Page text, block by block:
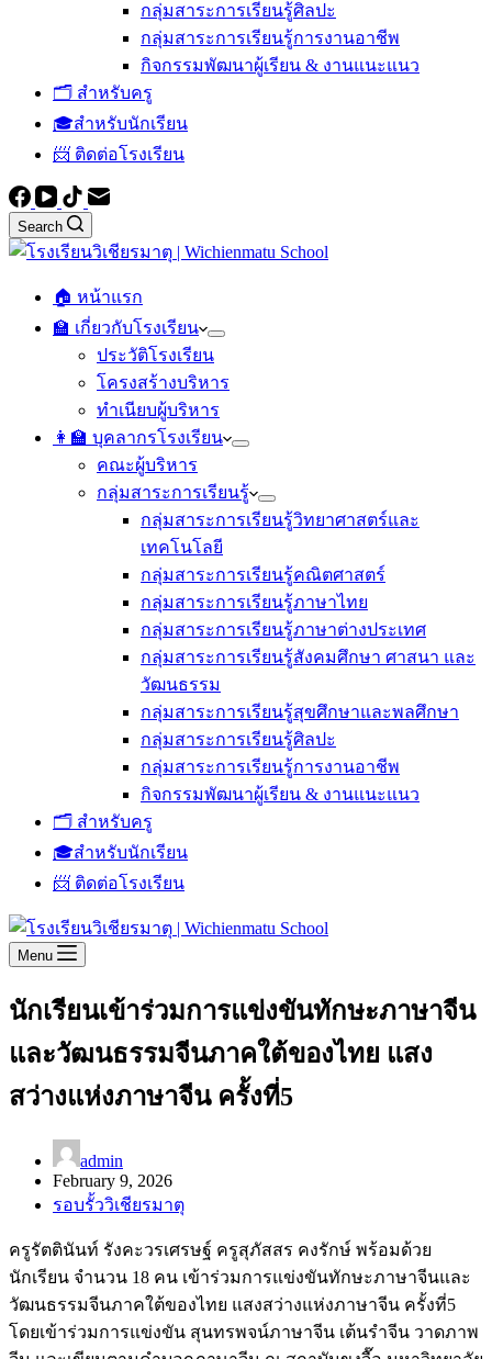
กลุ่มสาระการเรียนรู้ศิลปะ
กลุ่มสาระการเรียนรู้การงานอาชีพ
กิจกรรมพัฒนาผู้เรียน & งานแนะแนว
🗂️ สำหรับครู
🎓สำหรับนักเรียน
📨 ติดต่อโรงเรียน
Search
🏠 หน้าแรก
🏫 เกี่ยวกับโรงเรียน
ประวัติโรงเรียน
โครงสร้างบริหาร
ทำเนียบผู้บริหาร
👩‍🏫 บุคลากรโรงเรียน
คณะผู้บริหาร
กลุ่มสาระการเรียนรู้
กลุ่มสาระการเรียนรู้วิทยาศาสตร์และ
เทคโนโลยี
กลุ่มสาระการเรียนรู้คณิตศาสตร์
กลุ่มสาระการเรียนรู้ภาษาไทย
กลุ่มสาระการเรียนรู้ภาษาต่างประเทศ
กลุ่มสาระการเรียนรู้สังคมศึกษา ศาสนา และ
วัฒนธรรม
กลุ่มสาระการเรียนรู้สุขศึกษาและพลศึกษา
กลุ่มสาระการเรียนรู้ศิลปะ
กลุ่มสาระการเรียนรู้การงานอาชีพ
กิจกรรมพัฒนาผู้เรียน & งานแนะแนว
🗂️ สำหรับครู
🎓สำหรับนักเรียน
📨 ติดต่อโรงเรียน
Menu
นักเรียนเข้าร่วมการแข่งขันทักษะภาษาจีน
และวัฒนธรรมจีนภาคใต้ของไทย แสง
สว่างแห่งภาษาจีน ครั้งที่5
admin
February 9, 2026
รอบรั้ววิเชียรมาตุ
ครูรัตตินันท์ รังคะวรเศรษฐ์ ครูสุภัสสร คงรักษ์ พร้อมด้วย
นักเรียน จำนวน 18 คน เข้าร่วมการแข่งขันทักษะภาษาจีนและ
วัฒนธรรมจีนภาคใต้ของไทย แสงสว่างแห่งภาษาจีน ครั้งที่5
โดยเข้าร่วมการแข่งขัน สุนทรพจน์ภาษาจีน เต้นรำจีน วาดภาพ